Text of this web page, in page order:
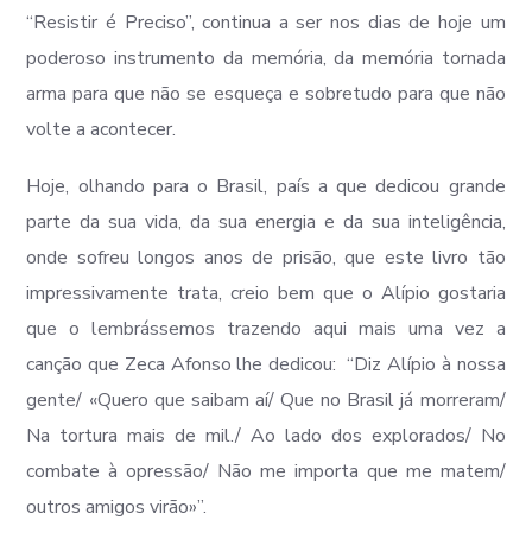
“Resistir é Preciso”, continua a ser nos dias de hoje um
poderoso instrumento da memória, da memória tornada
arma para que não se esqueça e sobretudo para que não
volte a acontecer.
Hoje, olhando para o Brasil, país a que dedicou grande
parte da sua vida, da sua energia e da sua inteligência,
onde sofreu longos anos de prisão, que este livro tão
impressivamente trata, creio bem que o Alípio gostaria
que o lembrássemos trazendo aqui mais uma vez a
canção que Zeca Afonso lhe dedicou: “Diz Alípio à nossa
gente/ «Quero que saibam aí/ Que no Brasil já morreram/
Na tortura mais de mil./ Ao lado dos explorados/ No
combate à opressão/ Não me importa que me matem/
outros amigos virão»”.